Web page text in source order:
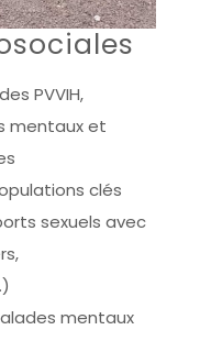
PVVIH,
mentaux et
clés
sexuels avec
mentaux